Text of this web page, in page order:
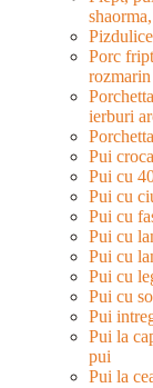
Porc
rozmarin
ierburi
Pui
Pui cu
Pui cu
Pui cu
Pui cu
Pui cu
Pui cu
Pui cu
Pui
Pui la
pui
Pui la